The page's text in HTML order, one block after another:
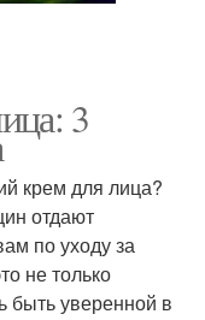
3
крем для лица?
отдают
по уходу за
не только
быть уверенной в